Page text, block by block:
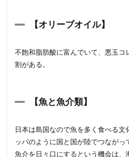
【オリーブオイル】
不飽和脂肪酸に富んでいて、悪玉コ
割がある。
【魚と魚介類】
日本は島国なので魚を多く食べる文
ッパのように国と国が陸でつながっ
魚介を日々口にするという機会は、